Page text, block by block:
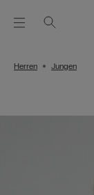
Herren Jungen